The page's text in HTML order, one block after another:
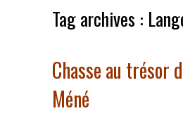
Tag archives :
Chasse au trésor
Méné